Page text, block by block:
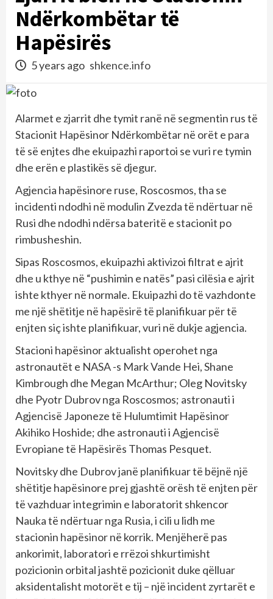
Ndërkombëtar të
Hapësirës
5 years ago shkence.info
Alarmet e zjarrit dhe tymit ranë në segmentin rus të
Stacionit Hapësinor Ndërkombëtar në orët e para
të së enjtes dhe ekuipazhi raportoi se vuri re tymin
dhe erën e plastikës së djegur.
Agjencia hapësinore ruse, Roscosmos, tha se
incidenti ndodhi në modulin Zvezda të ndërtuar në
Rusi dhe ndodhi ndërsa bateritë e stacionit po
rimbusheshin.
Sipas Roscosmos, ekuipazhi aktivizoi filtrat e ajrit
dhe u kthye në “pushimin e natës” pasi cilësia e ajrit
ishte kthyer në normale. Ekuipazhi do të vazhdonte
me një shëtitje në hapësirë ​​të planifikuar për të
enjten siç ishte planifikuar, vuri në dukje agjencia.
Stacioni hapësinor aktualisht operohet nga
astronautët e NASA -s Mark Vande Hei, Shane
Kimbrough dhe Megan McArthur; Oleg Novitsky
dhe Pyotr Dubrov nga Roscosmos; astronauti i
Agjencisë Japoneze të Hulumtimit Hapësinor
Akihiko Hoshide; dhe astronauti i Agjencisë
Evropiane të Hapësirës Thomas Pesquet.
Novitsky dhe Dubrov janë planifikuar të bëjnë një
shëtitje hapësinore prej gjashtë orësh të enjten për
të vazhduar integrimin e laboratorit shkencor
Nauka të ndërtuar nga Rusia, i cili u lidh me
stacionin hapësinor në korrik. Menjëherë pas
ankorimit, laboratori e rrëzoi shkurtimisht
pozicionin orbital jashtë pozicionit duke qëlluar
aksidentalisht motorët e tij – një incident zyrtarët e